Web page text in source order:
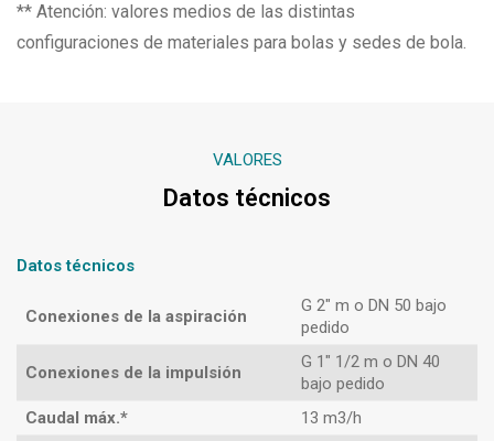
** Atención: valores medios de las distintas
configuraciones de materiales para bolas y sedes de bola.
VALORES
Datos técnicos
Datos técnicos
Conexiones de la aspiración
G 2″ m o DN 50 bajo
pedido
Conexiones de la impulsión
G 1″ 1/2 m o DN 40
bajo pedido
Caudal máx.*
13 m3/h